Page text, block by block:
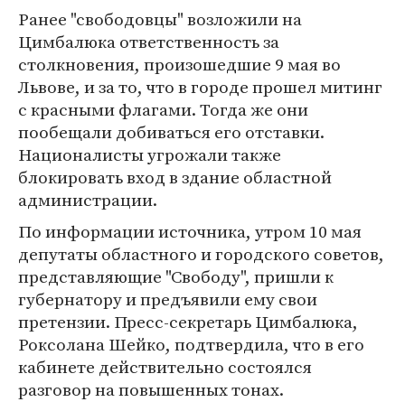
Ранее "свободовцы" возложили на
Цимбалюка ответственность за
столкновения, произошедшие 9 мая во
Львове, и за то, что в городе прошел митинг
с красными флагами. Тогда же они
пообещали добиваться его отставки.
Националисты угрожали также
блокировать вход в здание областной
администрации.
По информации источника, утром 10 мая
депутаты областного и городского советов,
представляющие "Свободу", пришли к
губернатору и предъявили ему свои
претензии. Пресс-секретарь Цимбалюка,
Роксолана Шейко, подтвердила, что в его
кабинете действительно состоялся
разговор на повышенных тонах.